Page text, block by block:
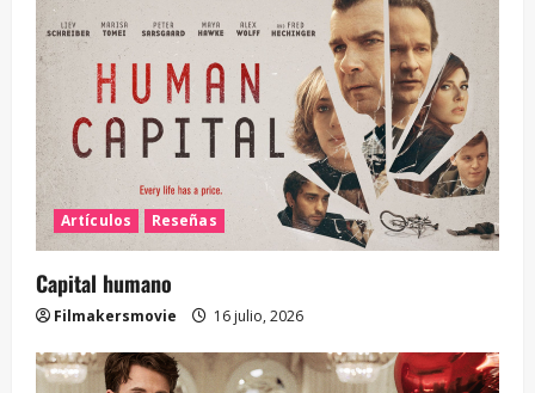
Artículos Reseñas
Capital humano
Filmakersmovie 16 julio, 2026